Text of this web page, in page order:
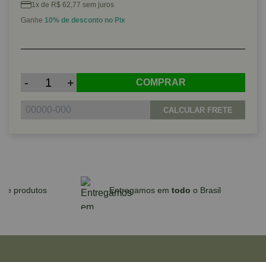
1x de R$ 62,77 sem juros
Ganhe 10% de desconto no Pix
- + COMPRAR
CALCULAR FRETE
Parcele em até 10x sem juros no cartão
para compras acima de R$590,00